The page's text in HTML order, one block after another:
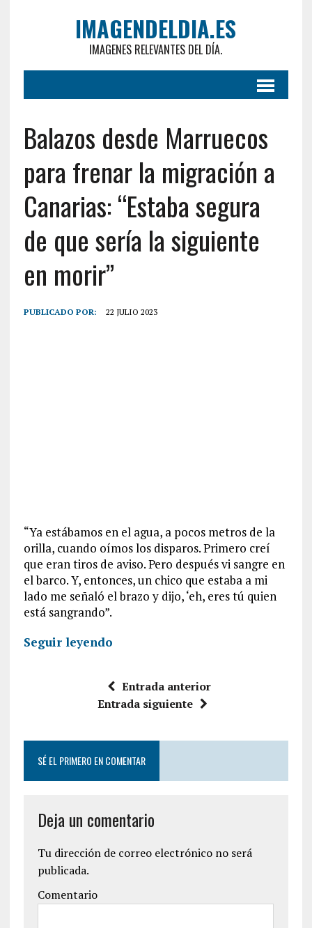
IMAGENDELDIA.ES
IMAGENES RELEVANTES DEL DÍA.
Balazos desde Marruecos
para frenar la migración a
Canarias: “Estaba segura
de que sería la siguiente
en morir”
PUBLICADO POR: 22 JULIO 2023
“Ya estábamos en el agua, a pocos metros de la
orilla, cuando oímos los disparos. Primero creí
que eran tiros de aviso. Pero después vi sangre en
el barco. Y, entonces, un chico que estaba a mi
lado me señaló el brazo y dijo, ‘eh, eres tú quien
está sangrando”.
Seguir leyendo
Entrada anterior
Entrada siguiente
SÉ EL PRIMERO EN COMENTAR
Deja un comentario
Tu dirección de correo electrónico no será
publicada.
Comentario